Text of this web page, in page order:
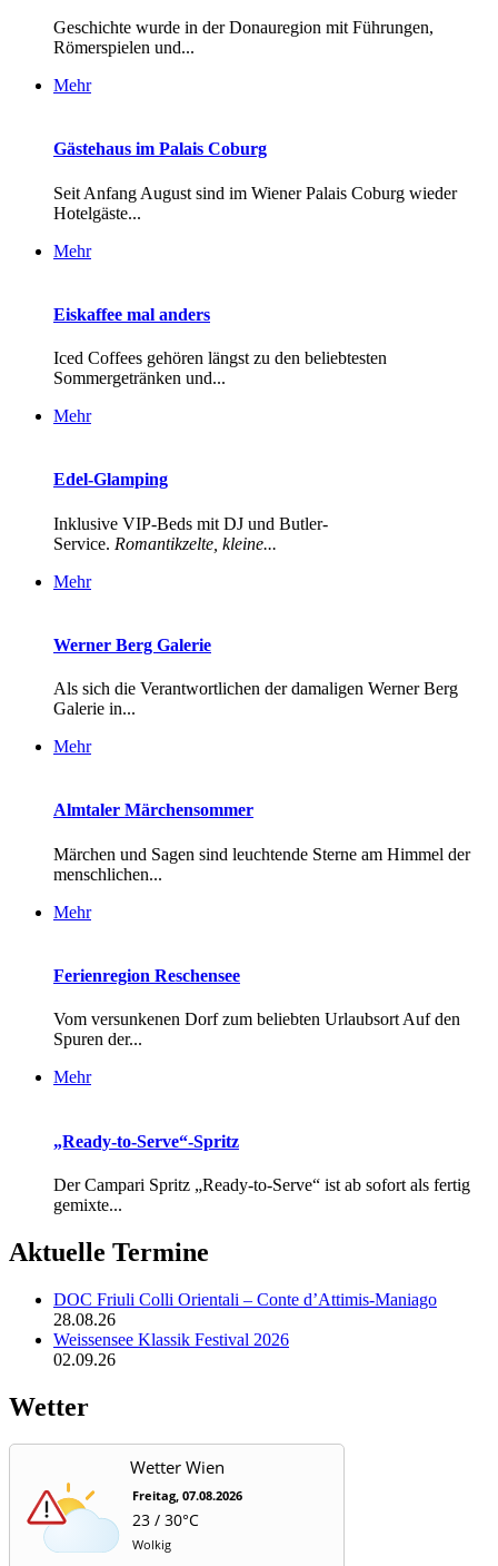
Geschichte wurde in der Donauregion mit Führungen,
Römerspielen und...
Mehr
Gästehaus im Palais Coburg
Seit Anfang August sind im Wiener Palais Coburg wieder
Hotelgäste...
Mehr
Eiskaffee mal anders
Iced Coffees gehören längst zu den beliebtesten
Sommergetränken und...
Mehr
Edel-Glamping
Inklusive VIP-Beds mit DJ und Butler-
Service. Romantikzelte, kleine...
Mehr
Werner Berg Galerie
Als sich die Verantwortlichen der damaligen Werner Berg
Galerie in...
Mehr
Almtaler Märchensommer
Märchen und Sagen sind leuchtende Sterne am Himmel der
menschlichen...
Mehr
Ferienregion Reschensee
Vom versunkenen Dorf zum beliebten Urlaubsort Auf den
Spuren der...
Mehr
„Ready-to-Serve“-Spritz
Der Campari Spritz „Ready-to-Serve“ ist ab sofort als fertig
gemixte...
Aktuelle Termine
DOC Friuli Colli Orientali – Conte d’Attimis-Maniago
28.08.26
Weissensee Klassik Festival 2026
02.09.26
Wetter
Wetter Wien
Freitag, 07.08.2026
23 / 30°C
Wolkig